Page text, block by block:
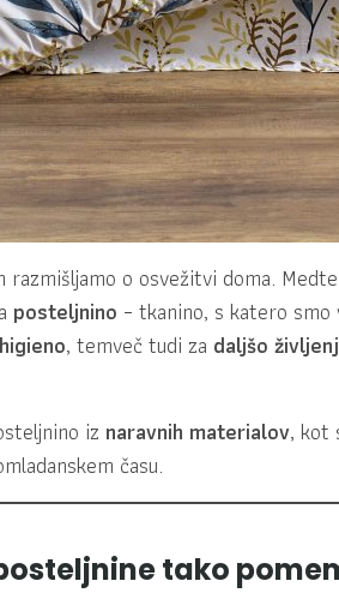
o osvežitvi doma.
posteljnino – tkanino, s katero
higieno, temveč tudi za daljšo
iz naravnih materialov, kot
času.
tako